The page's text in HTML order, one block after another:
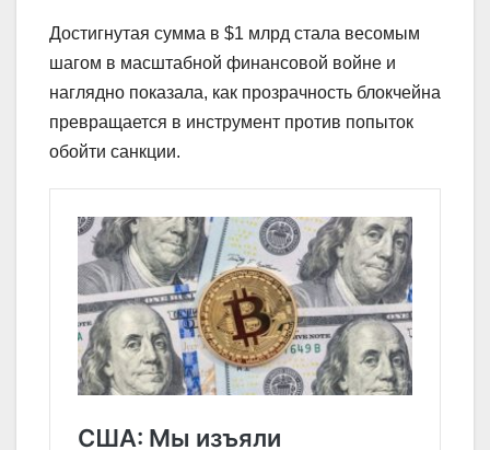
Достигнутая сумма в $1 млрд стала весомым
шагом в масштабной финансовой войне и
наглядно показала, как прозрачность блокчейна
превращается в инструмент против попыток
обойти санкции.